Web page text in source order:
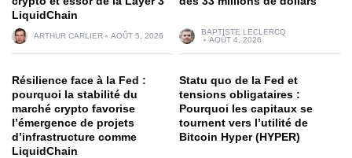
LiquidChain
ARTHUR CARLIER AOÛT 5, 2026
BAPTISTE LECLERCQ
AOÛT 4, 2026
Résilience face à la Fed :
pourquoi la stabilité du
marché crypto favorise
l’émergence de projets
d’infrastructure comme
LiquidChain
Statu quo de la Fed et
tensions obligataires :
Pourquoi les capitaux se
tournent vers l’utilité de
Bitcoin Hyper (HYPER)